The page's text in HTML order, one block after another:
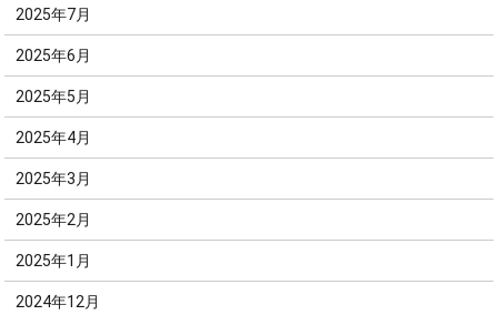
2025年7月
2025年6月
2025年5月
2025年4月
2025年3月
2025年2月
2025年1月
2024年12月